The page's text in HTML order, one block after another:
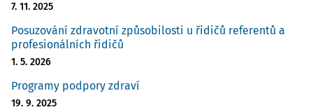
7. 11. 2025
Posuzování zdravotní způsobilosti u řidičů referentů a
profesionálních řidičů
1. 5. 2026
Programy podpory zdraví
19. 9. 2025